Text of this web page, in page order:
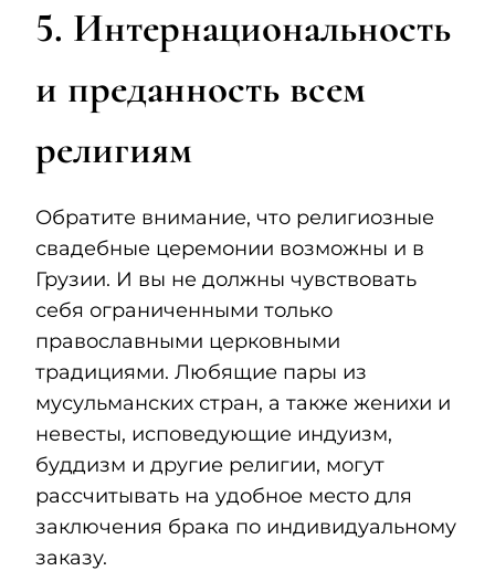
5. Интернациональность
и преданность всем
религиям
Обратите внимание, что религиозные
свадебные церемонии возможны и в
Грузии. И вы не должны чувствовать
себя ограниченными только
православными церковными
традициями. Любящие пары из
мусульманских стран, а также женихи и
невесты, исповедующие индуизм,
буддизм и другие религии, могут
рассчитывать на удобное место для
заключения брака по индивидуальному
заказу.